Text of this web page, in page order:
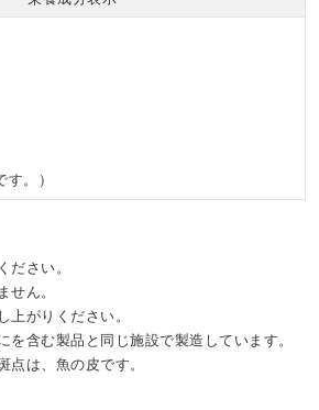
す。）
ださい。
せん。
上がりください。
を含む製品と同じ施設で製造しています。
点は、魚の皮です。